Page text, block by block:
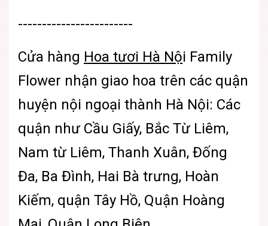
------------------------
Cửa hàng Hoa tươi Hà Nội Family
Flower nhận giao hoa trên các quận
huyện nội ngoại thành Hà Nội: Các
quận như Cầu Giấy, Bắc Từ Liêm,
Nam từ Liêm, Thanh Xuân, Đống
Đa, Ba Đình, Hai Bà trưng, Hoàn
Kiếm, quận Tây Hồ, Quận Hoàng